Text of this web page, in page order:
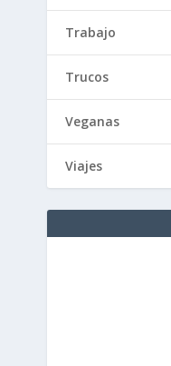
Trabajo
Trucos
Veganas
Viajes